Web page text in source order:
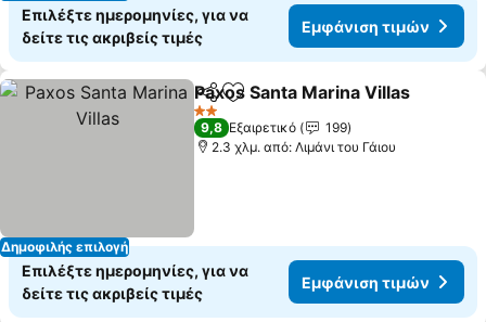
Επιλέξτε ημερομηνίες, για να
δείτε τις ακριβείς τιμές
Εμφάνιση τιμών
Δημοφιλής επιλογή
Κοινοποίηση
Προσθήκη στα αγαπημένα
Paxos Santa Marina Villas
2 Αστέρια
9,8 Εξαιρετικό
199
2.3 χλμ. από: Λιμάνι του Γάιου
Επιλέξτε ημερομηνίες, για να
δείτε τις ακριβείς τιμές
Εμφάνιση τιμών